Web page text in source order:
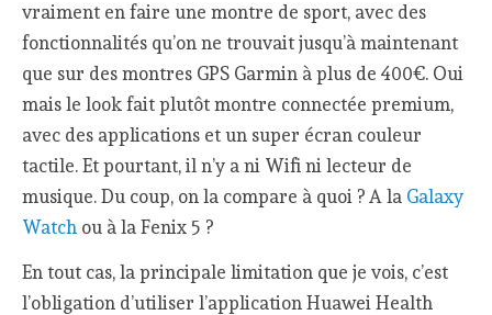
vraiment en faire une montre de sport, avec des
fonctionnalités qu’on ne trouvait jusqu’à maintenant
que sur des montres GPS Garmin à plus de 400€. Oui
mais le look fait plutôt montre connectée premium,
avec des applications et un super écran couleur
tactile. Et pourtant, il n’y a ni Wifi ni lecteur de
musique. Du coup, on la compare à quoi ? A la Galaxy
Watch ou à la Fenix 5 ?
En tout cas, la principale limitation que je vois, c’est
l’obligation d’utiliser l’application Huawei Health